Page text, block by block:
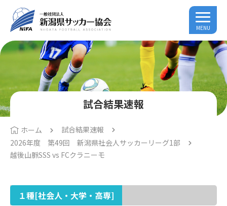
MENU
試合結果速報
ホーム
試合結果速報
2026年度 第49回 新潟県社会人サッカーリーグ1部
越後山脈SSS vs FCクラニーモ
１種[社会人・大学・高専]